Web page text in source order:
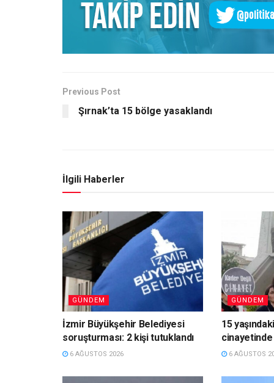
Previous Post
Şırnak’ta 15 bölge yasaklandı
İlgili Haberler
GÜNDEM
İzmir Büyükşehir Belediyesi
soruşturması: 2 kişi tutuklandı
6 AĞUSTOS 2026
GÜNDEM
15
cinayetinde
6 AĞUSTOS